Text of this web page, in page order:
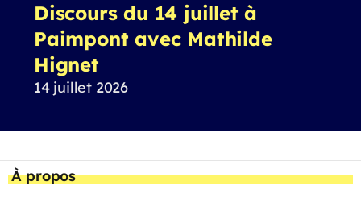
Discours du 14 juillet à
Paimpont avec Mathilde
Hignet
14 juillet 2026
À propos